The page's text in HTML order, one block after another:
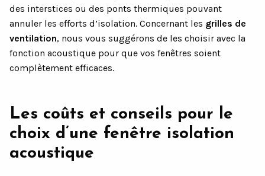
des interstices ou des ponts thermiques pouvant
annuler les efforts d’isolation. Concernant les grilles de
ventilation, nous vous suggérons de les choisir avec la
fonction acoustique pour que vos fenêtres soient
complètement efficaces.
Les coûts et conseils pour le
choix d’une fenêtre isolation
acoustique